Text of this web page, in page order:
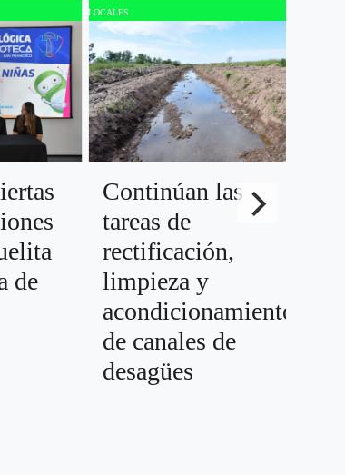
de
LOCALES
Continúan las
tareas de
rectificación,
limpieza y
acondicionamiento
de canales de
desagües